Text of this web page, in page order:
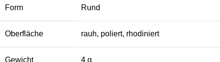
Form Rund
Oberfläche rauh, poliert, rhodiniert
Gewicht 4 g